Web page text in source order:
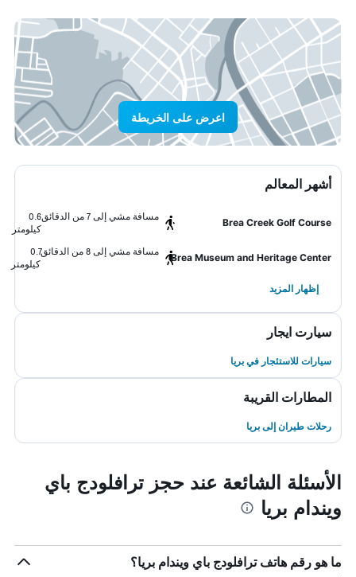
اعرض على الخريطة
أشهر المعالم
Brea Creek Golf Course
مسافة مشي إلى 7 من الدقائق
0.6
كيلومتر
Brea Museum and Heritage Center
مسافة مشي إلى 8 من الدقائق
0.7
كيلومتر
إظهار المزيد
سيارت ايجار
سيارات للاستئجار في بريا
المطارات القريبة
رحلات طيران إلى بريا
الأسئلة الشائعة عند حجز ترافلودج باي
ويندام بريا
ما هو رقم هاتف ترافلودج باي ويندام بريا؟